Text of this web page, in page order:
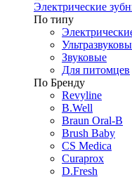
Электрические
По типу
Звуковые
Для питомцев
По Бренду
Revyline
B.Well
Braun Oral-B
Brush Baby
CS Medica
Curaprox
D.Fresh